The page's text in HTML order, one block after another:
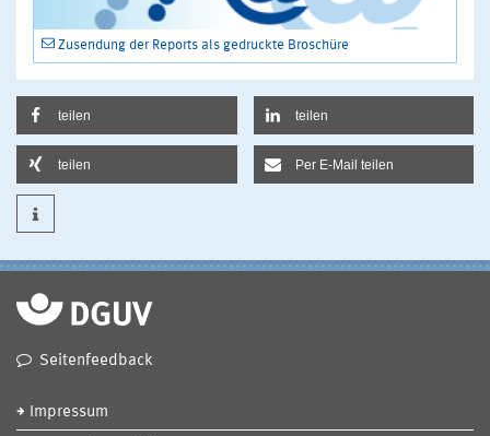
Zusendung der Reports als gedruckte Broschüre
teilen teilen
teilen Per E-Mail teilen
Seitenfeedback
Impressum